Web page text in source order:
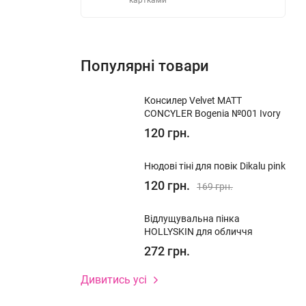
Популярні товари
Консилер Velvet MATT
CONCYLER Bogenia №001 Ivory
120 грн.
Нюдові тіні для повік Dikalu pink
120 грн. 169 грн.
Відлущувальна пінка
HOLLYSKIN для обличчя
272 грн.
Дивитись усі